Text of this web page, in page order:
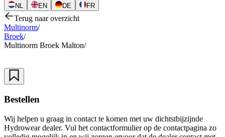
NL EN DE FR
Terug naar overzicht
Multinorm/
Broek/
Multinorm Broek Malton/
Bestellen
Wij helpen u graag in contact te komen met uw dichtstbijzijnde
Hydrowear dealer. Vul het contactformulier op de contactpagina zo